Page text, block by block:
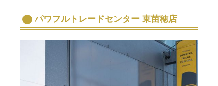
パワフルトレードセンター 東苗穂店